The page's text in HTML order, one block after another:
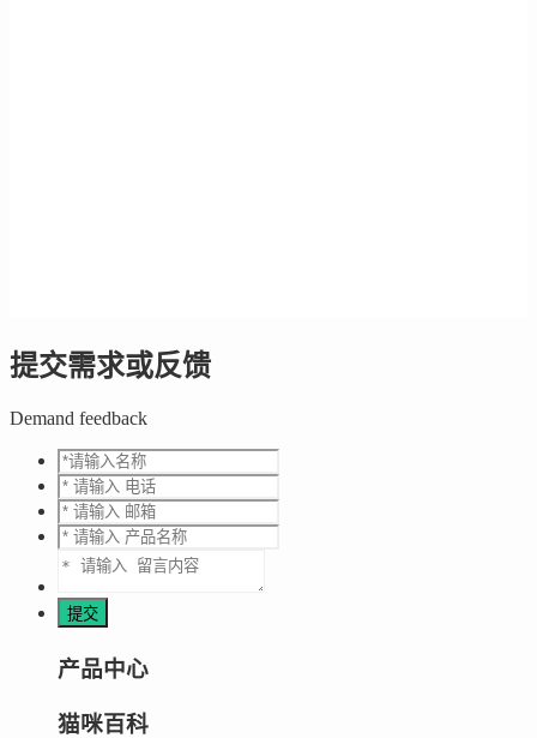
提交需求或反馈
Demand feedback
产品中心
猫咪百科